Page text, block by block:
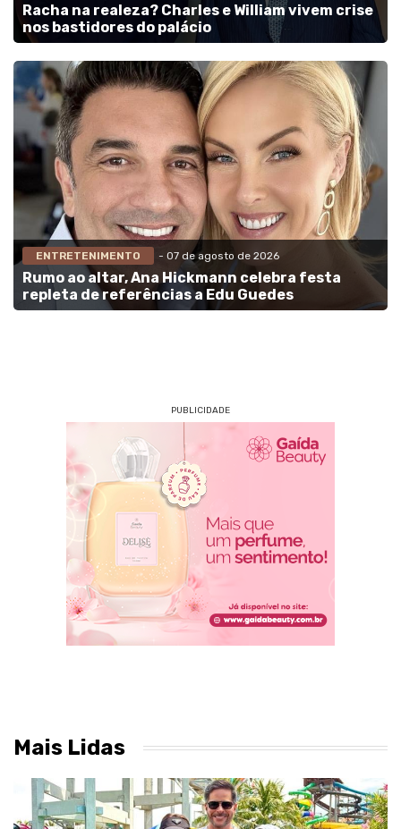
Racha na realeza? Charles e William vivem crise
nos bastidores do palácio
ENTRETENIMENTO - 07 de agosto de 2026
Rumo ao altar, Ana Hickmann celebra festa
repleta de referências a Edu Guedes
PUBLICIDADE
Mais Lidas